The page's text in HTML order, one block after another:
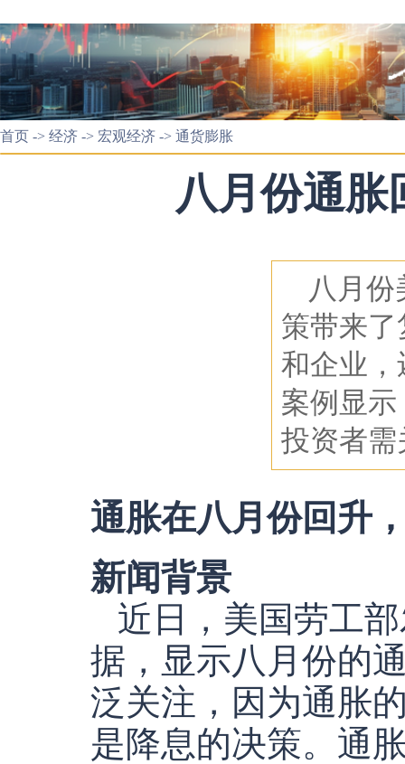
首页 -> 经济 -> 宏观经济 -> 通货膨胀
八月份通胀
八月
策带来
和企业
案例显
投资者
通胀在八月份回升
新闻背景
近日，美国劳工
据，显示八月份的
泛关注，因为通胀
是降息的决策。通